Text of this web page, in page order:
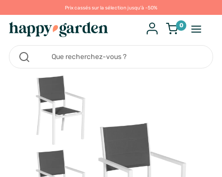
Prix cassés sur la sélection jusqu'à -50%
0